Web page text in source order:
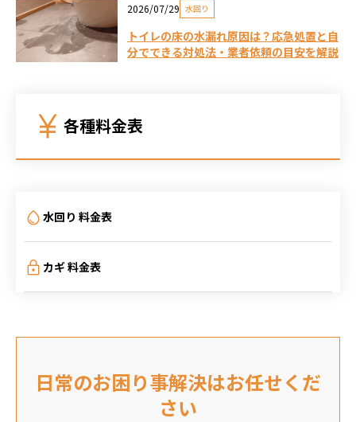
2026/07/29 水回り
トイレの床の水漏れ原因は？応急処置と自
分でできる対処法・業者依頼の目安を解説
各種料金表
水回り 料金表
カギ 料金表
日常のお困り事解決はお任せくだ
さい